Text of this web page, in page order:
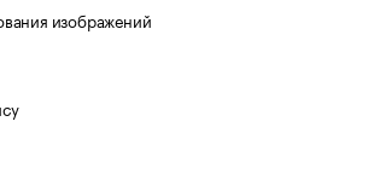
изображений